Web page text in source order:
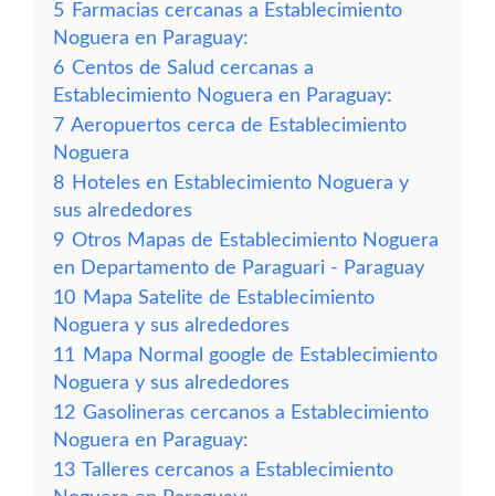
5 Farmacias cercanas a Establecimiento
Noguera en Paraguay:
6 Centos de Salud cercanas a
Establecimiento Noguera en Paraguay:
7 Aeropuertos cerca de Establecimiento
Noguera
8 Hoteles en Establecimiento Noguera y
sus alrededores
9 Otros Mapas de Establecimiento Noguera
en Departamento de Paraguari - Paraguay
10 Mapa Satelite de Establecimiento
Noguera y sus alrededores
11
Mapa Normal google de Establecimiento
Noguera y sus alrededores
12 Gasolineras cercanos a Establecimiento
Noguera en Paraguay:
13 Talleres cercanos a Establecimiento